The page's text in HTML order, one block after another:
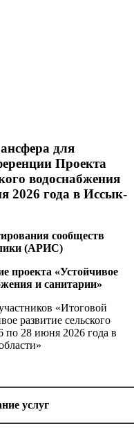
для
Проекта
водоснабжения
2026 года в Иссык-
сообществ
(АРИС)
проекта «Устойчивое
и санитарии»
«Итоговой
развитие сельского
по 28 июня 2026 года в
услуг